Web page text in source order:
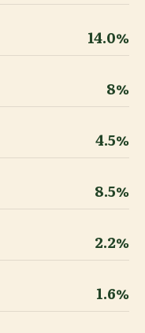
14.0%
8%
4.5%
8.5%
2.2%
1.6%